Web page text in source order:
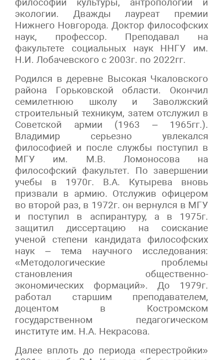
экологии. Дважды лауреат премии
Нижнего Новгорода. Доктор философских
наук, профессор. Преподавал на
факультете социальных наук ННГУ им.
Н.И. Лобачевского с 2003г. по 2022гг.
Родился в деревне Высокая Чкаловского
района Горьковской области. Окончил
семилетнюю школу и Заволжский
строительный техникум, затем отслужил в
Советской армии (1963 – 1965гг.).
Владимир серьезно увлекался
философией и после службы поступил в
МГУ им. М.В. Ломоносова на
философский факультет. По завершении
учебы в 1970г. В.А. Кутырева вновь
призвали в армию. Отслужив офицером
во второй раз, в 1972г. он вернулся в МГУ
и поступил в аспирантуру, а в 1975г.
защитил диссертацию на соискание
ученой степени кандидата философских
наук – тема научного исследования:
«Методологические проблемы
становления общественно-
экономических формаций». До 1979г.
работал старшим преподавателем,
доцентом в Костромском
государственном педагогическом
институте им. Н.А. Некрасова.
Далее вплоть до периода «перестройки»